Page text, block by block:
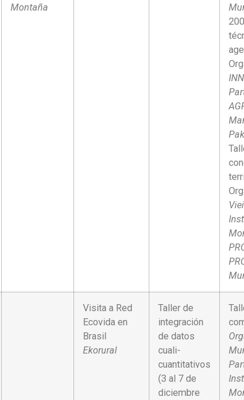
Montaña
Pak
Visita a Red
Ecovida en
Brasil
Ekorural
Taller de
integración
de datos
cuali-
cuantitativos
(3 al 7 de
diciembre